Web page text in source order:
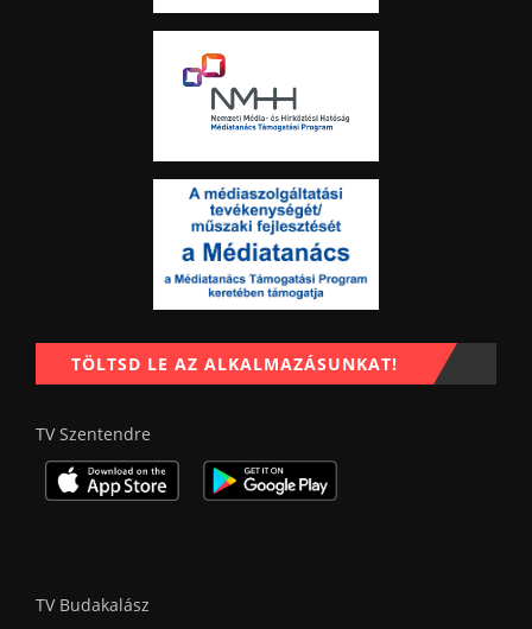
TÖLTSD LE AZ ALKALMAZÁSUNKAT!
TV Szentendre
TV Budakalász